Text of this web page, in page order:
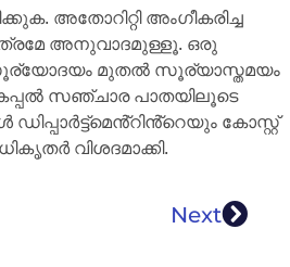
അതോറിറ്റി അംഗീകരിച്ച
അനുവാദമുള്ളൂ. ഒരു
സൂര്യോദയം മുതൽ സൂര്യാസ്തമയം
സഞ്ചാര പാതയിലൂടെ
കോസ്റ്റ്
വിശദമാക്കി.
Next